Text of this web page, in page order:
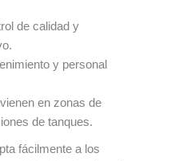
de calidad y
y personal
en zonas de
de tanques.
fácilmente a los